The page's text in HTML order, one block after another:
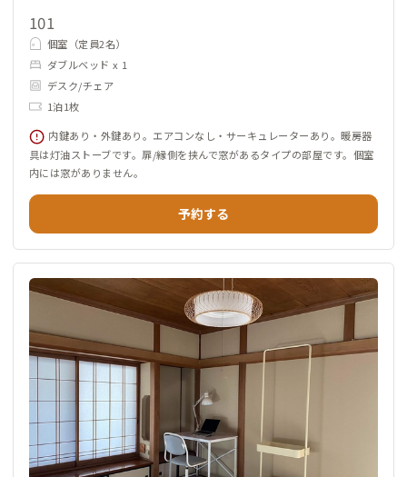
101
個室（定員2名）
ダブルベッド x 1
デスク/チェア
1泊1枚
内鍵あり・外鍵あり。エアコンなし・サーキュレーターあり。暖房器
具は灯油ストーブです。扉/縁側を挟んで窓があるタイプの部屋です。個室
内には窓がありません。
予約する